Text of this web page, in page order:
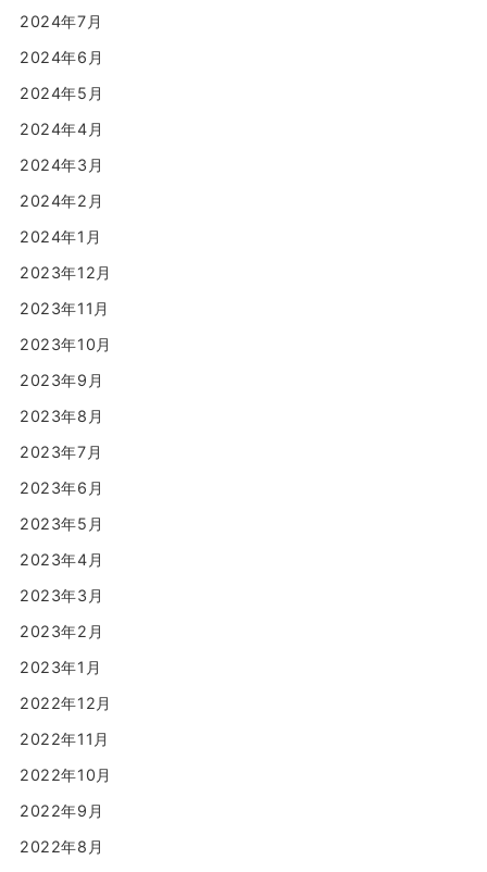
2024年7月
2024年6月
2024年5月
2024年4月
2024年3月
2024年2月
2024年1月
2023年12月
2023年11月
2023年10月
2023年9月
2023年8月
2023年7月
2023年6月
2023年5月
2023年4月
2023年3月
2023年2月
2023年1月
2022年12月
2022年11月
2022年10月
2022年9月
2022年8月